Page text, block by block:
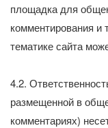
площадка для
комментирования и
тематике сайта
4.2.
размещенной в
комментариях)